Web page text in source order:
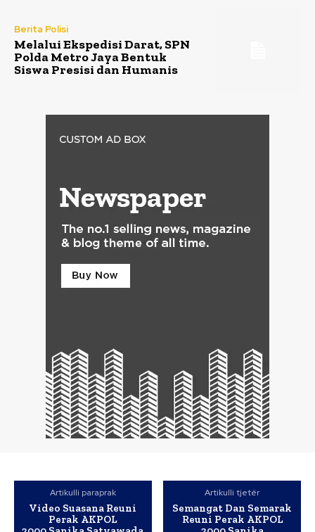
Berita Polisi
Melalui Ekspedisi Darat, SPN
Polda Metro Jaya Bentuk
Siswa Presisi dan Humanis
Artikulli paraprak
Video Suasana Reuni
Perak AKPOL
Artikulli tjetër
Semangat Dan Semarak
Reuni Perak AKPOL